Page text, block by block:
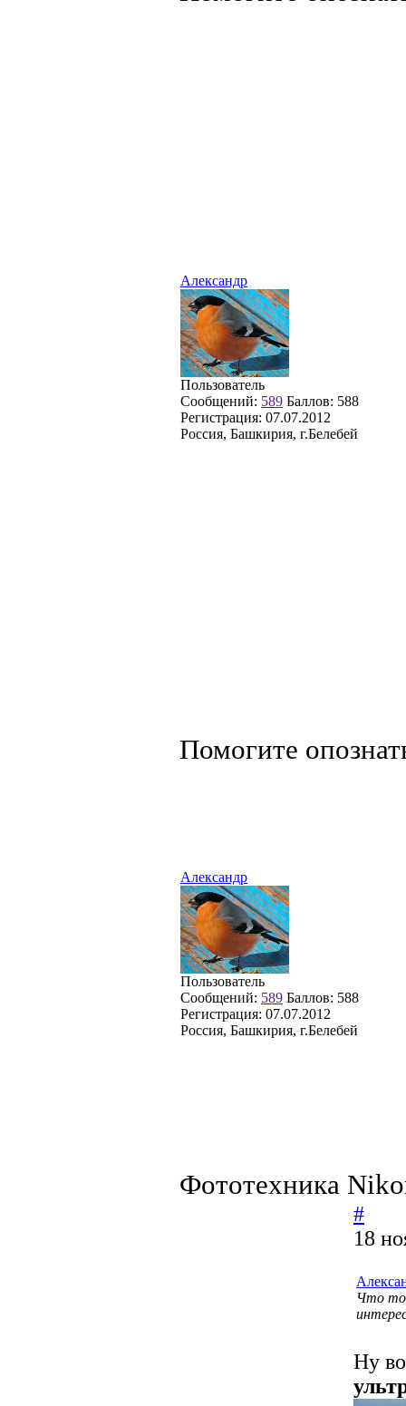
Александр
Пользователь
Сообщений: 589 Баллов: 588
Регистрация: 07.07.2012
Россия, Башкирия, г.Белебей
Помогите
Александр
Пользователь
Сообщений: 589 Баллов: 588
Регистрация: 07.07.2012
Россия, Башкирия, г.Белебей
Фототехника
#
18
Что то
Ну